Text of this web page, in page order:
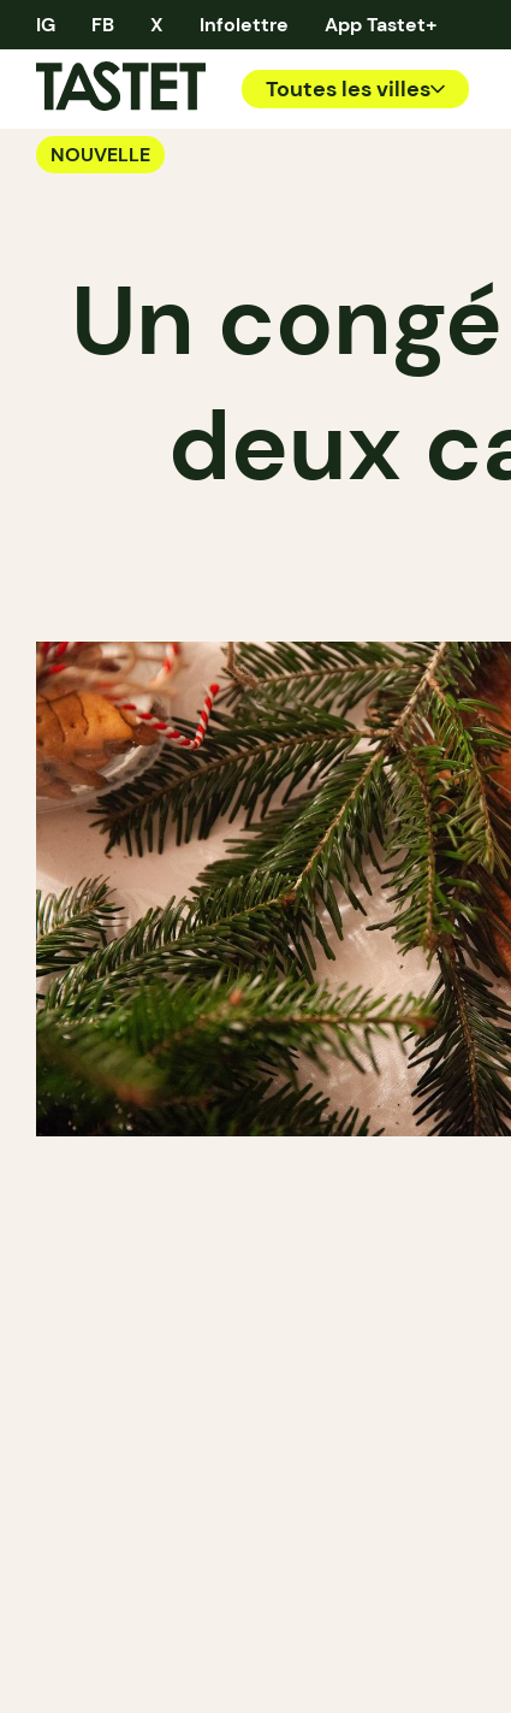
IG FB X Infolettre App Tastet+
Toutes les villes
NOUVELLE
Un
deux